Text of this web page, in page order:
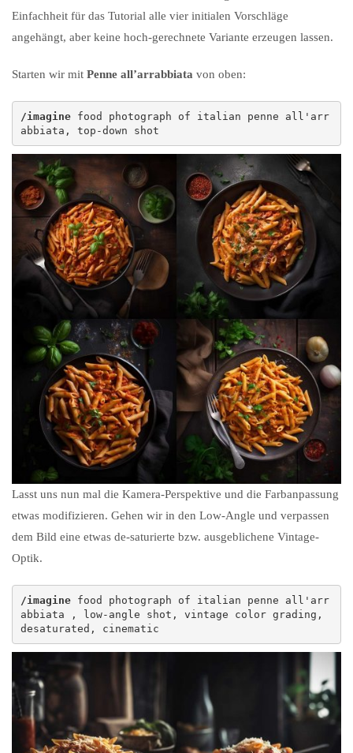
Einfachheit für das Tutorial alle vier initialen Vorschläge
angehängt, aber keine hoch-gerechnete Variante erzeugen lassen.
Starten wir mit Penne all’arrabbiata von oben:
/imagine food photograph of italian penne all'arr
abbiata, top-down shot
Lasst uns nun mal die Kamera-Perspektive und die Farbanpassung
etwas modifizieren. Gehen wir in den Low-Angle und verpassen
dem Bild eine etwas de-saturierte bzw. ausgeblichene Vintage-
Optik.
/imagine food photograph of italian penne all'arr
abbiata , low-angle shot, vintage color grading,
desaturated, cinematic